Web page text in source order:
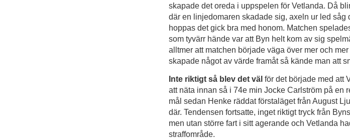
skapade det oreda i uppspelen för Vetlanda. Då
där en linjedomaren skadade sig, axeln ur led såg
hoppas det gick bra med honom. Matchen
som tyvärr hände var att Byn helt kom av sig
alltmer att matchen började väga över mer och
skapade något av värde framåt så kände man att
Inte riktigt så blev det väl för det började med att
att näta innan så i 74e min Jocke Carlström på en
mål sedan Henke räddat förstaläget från August
där. Tendensen fortsatte, inget riktigt tryck från
men utan större fart i sitt agerande och Vetlanda
straffområde.